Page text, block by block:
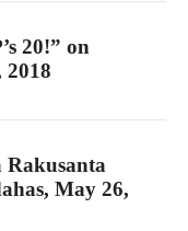
20!” on
2018
Rakusanta
May 26,